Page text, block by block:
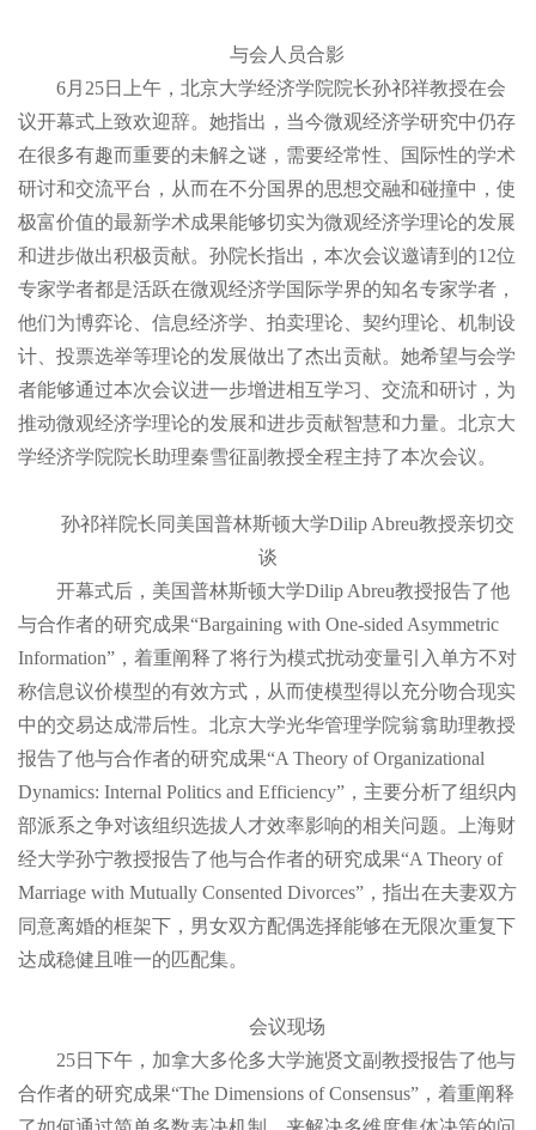
与会人员合影
6月25日上午，北京大学经济学院院长孙祁祥教授在会
议开幕式上致欢迎辞。她指出，当今微观经济学研究中仍存
在很多有趣而重要的未解之谜，需要经常性、国际性的学术
研讨和交流平台，从而在不分国界的思想交融和碰撞中，使
极富价值的最新学术成果能够切实为微观经济学理论的发展
和进步做出积极贡献。孙院长指出，本次会议邀请到的12位
专家学者都是活跃在微观经济学国际学界的知名专家学者，
他们为博弈论、信息经济学、拍卖理论、契约理论、机制设
计、投票选举等理论的发展做出了杰出贡献。她希望与会学
者能够通过本次会议进一步增进相互学习、交流和研讨，为
推动微观经济学理论的发展和进步贡献智慧和力量。北京大
学经济学院院长助理秦雪征副教授全程主持了本次会议。
孙祁祥院长同美国普林斯顿大学Dilip Abreu教授亲切交
谈
开幕式后，美国普林斯顿大学Dilip Abreu教授报告了他
与合作者的研究成果“Bargaining with One-sided Asymmetric
Information”，着重阐释了将行为模式扰动变量引入单方不对
称信息议价模型的有效方式，从而使模型得以充分吻合现实
中的交易达成滞后性。北京大学光华管理学院翁翕助理教授
报告了他与合作者的研究成果“A Theory of Organizational
Dynamics: Internal Politics and Efficiency”，主要分析了组织内
部派系之争对该组织选拔人才效率影响的相关问题。上海财
经大学孙宁教授报告了他与合作者的研究成果“A Theory of
Marriage with Mutually Consented Divorces”，指出在夫妻双方
同意离婚的框架下，男女双方配偶选择能够在无限次重复下
达成稳健且唯一的匹配集。
会议现场
25日下午，加拿大多伦多大学施贤文副教授报告了他与
合作者的研究成果“The Dimensions of Consensus”，着重阐释